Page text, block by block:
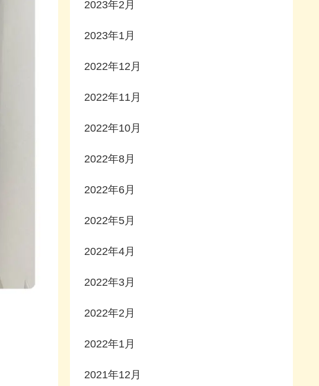
2023年2月
2023年1月
2022年12月
2022年11月
2022年10月
2022年8月
2022年6月
2022年5月
2022年4月
2022年3月
2022年2月
2022年1月
2021年12月